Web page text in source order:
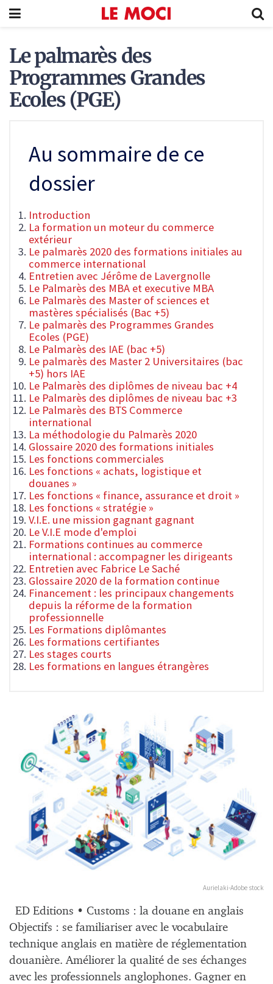
Le palmarès des
Programmes Grandes
Ecoles (PGE)
Au sommaire de ce
dossier
Introduction
La formation un moteur du commerce
extérieur
Le palmarès 2020 des formations initiales au
commerce international
Entretien avec Jérôme de Lavergnolle
Le Palmarès des MBA et executive MBA
Le Palmarès des Master of sciences et
mastères spécialisés (Bac +5)
Le palmarès des Programmes Grandes
Ecoles (PGE)
Le Palmarès des IAE (bac +5)
Le palmarès des Master 2 Universitaires (bac
+5) hors IAE
Le Palmarès des diplômes de niveau bac +4
Le Palmarès des diplômes de niveau bac +3
Le Palmarès des BTS Commerce
international
La méthodologie du Palmarès 2020
Glossaire 2020 des formations initiales
Les fonctions commerciales
Les fonctions « achats, logistique et
douanes »
Les fonctions « finance, assurance et droit »
Les fonctions « stratégie »
V.I.E. une mission gagnant gagnant
Le V.I.E mode d'emploi
Formations continues au commerce
international : accompagner les dirigeants
Entretien avec Fabrice Le Saché
Glossaire 2020 de la formation continue
Financement : les principaux changements
depuis la réforme de la formation
professionnelle
Les Formations diplômantes
Les formations certifiantes
Les stages courts
Les formations en langues étrangères
Aurielaki-Adobe stock
ED Editions • Customs : la douane en anglais
Objectifs : se familiariser avec le vocabulaire
technique anglais en matière de réglementation
douanière. Améliorer la qualité de ses échanges
avec les professionnels anglophones. Gagner en